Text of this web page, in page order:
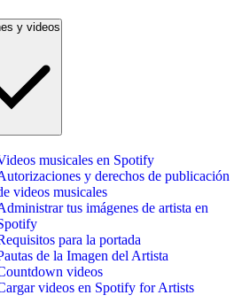
y videos
musicales en Spotify
y derechos de publicación
videos musicales
tus imágenes de artista en
para la portada
de la Imagen del Artista
videos
videos en Spotify for Artists